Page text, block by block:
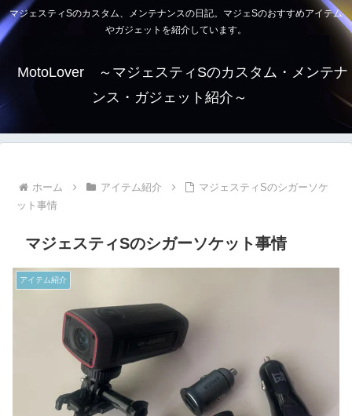
マジェスティSのカスタム、メンテナンスの日記。マジェSのおすすめアイテム
やガジェットを紹介しています。
MotoLover ～マジェスティSのカスタム・メンテナ
ンス・ガジェット紹介～
ホーム アイテム紹介
マジェスティSのシガーソケ
ット事情
マジェスティSのシガーソケット事情
アイテム紹介